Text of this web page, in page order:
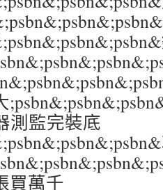
測監完裝底
買萬千